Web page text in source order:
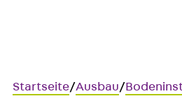
Startseite/Ausbau/